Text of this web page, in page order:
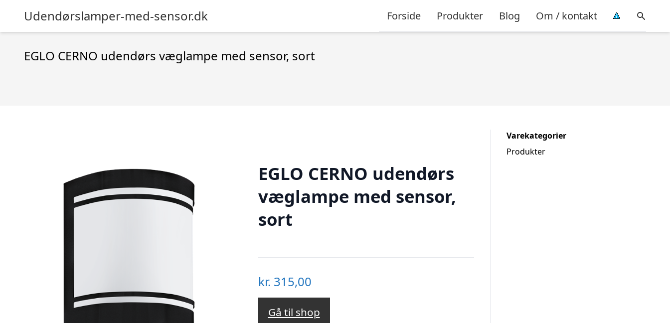
Udendørslamper-med-sensor.dk Forside Produkter Blog Om / kontakt
EGLO CERNO udendørs væglampe med sensor, sort
EGLO CERNO udendørs
væglampe med sensor,
sort
kr. 315,00
Gå til shop
Varekategorier
Produkter